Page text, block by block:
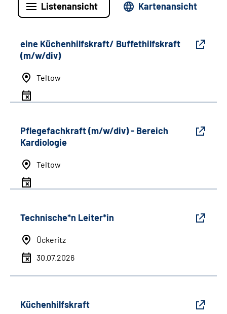
Listenansicht Kartenansicht
eine Küchenhilfskraft/ Buffethilfskraft
(m/w/div)
Teltow
Pflegefachkraft (m/w/div) - Bereich
Kardiologie
Teltow
Technische*n Leiter*in
Ückeritz
30.07.2026
Küchenhilfskraft